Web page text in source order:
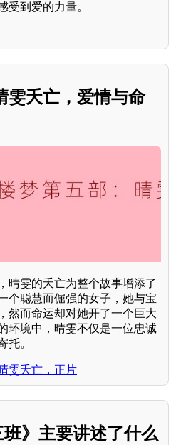
受到爱的力量。
雯夭亡，爱情与命
晴雯的夭亡为整个故事增添了
个聪慧而倔强的女子，她与宝
然而命运却对她开了一个巨大
环境中，晴雯不仅是一位忠诚
托。
雯夭亡，正片
》主要讲述了什么